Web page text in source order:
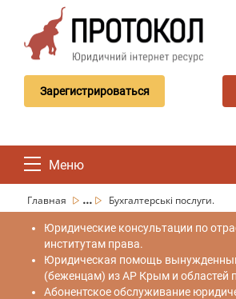
Зарегистрироваться
Меню
Главная ... Бухгалтерські послуги.
Юридические консультации по
институтам права.
Юридическая помощь
(беженцам) из АР Крым и областей
Абонентское обслуживание